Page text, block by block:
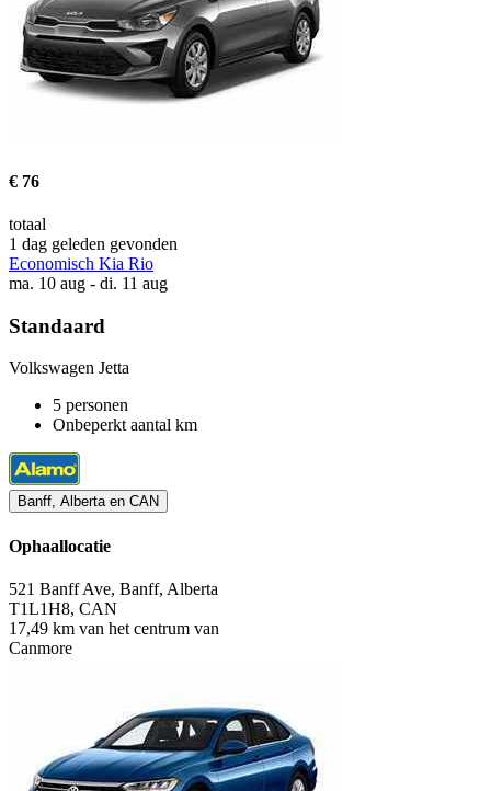
€ 76
totaal
1 dag geleden gevonden
Economisch Kia Rio
ma. 10 aug - di. 11 aug
Standaard
Volkswagen Jetta
5 personen
Onbeperkt aantal km
Banff, Alberta en CAN
Ophaallocatie
521 Banff Ave, Banff, Alberta
T1L1H8, CAN
17,49 km van het centrum van
Canmore